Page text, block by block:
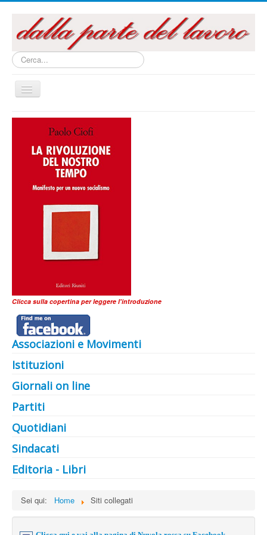
Cerca...
Cambia
navigazione
Home
Questo sito
Articoli e Saggi
Interventi e Relazioni
Audiovisivi
La campagna referendaria 2016
Clicca sulla copertina per leggere l'introduzione
Associazioni e Movimenti
Istituzioni
Giornali on line
Partiti
Quotidiani
Sindacati
Editoria - Libri
Sei qui: Home Siti collegati